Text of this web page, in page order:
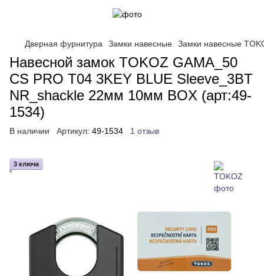
Дверная фурнитура Замки навесные Замки навесные
Навесной замок TOKOZ GAMA_50
CS PRO T04 3KEY BLUE Sleeve_3BT
NR_shackle 22мм 10мм BOX (арт:49-
1534)
В наличии Артикул: 49-1534 1 отзыв
3 ключа